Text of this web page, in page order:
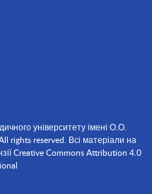
університету імені О.О.
rights reserved. Всі матеріали на
Creative Commons Attribution 4.0